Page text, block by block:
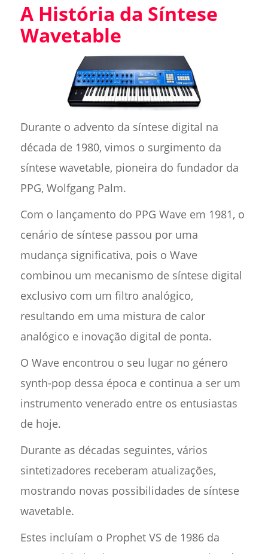
A História da Síntese
Wavetable
Durante o advento da síntese digital na
década de 1980, vimos o surgimento da
síntese wavetable, pioneira do fundador da
PPG, Wolfgang Palm.
Com o lançamento do PPG Wave em 1981, o
cenário de síntese passou por uma
mudança significativa, pois o Wave
combinou um mecanismo de síntese digital
exclusivo com um filtro analógico,
resultando em uma mistura de calor
analógico e inovação digital de ponta.
O Wave encontrou o seu lugar no género
synth-pop dessa época e continua a ser um
instrumento venerado entre os entusiastas
de hoje.
Durante as décadas seguintes, vários
sintetizadores receberam atualizações,
mostrando novas possibilidades de síntese
wavetable.
Estes incluíam o Prophet VS de 1986 da